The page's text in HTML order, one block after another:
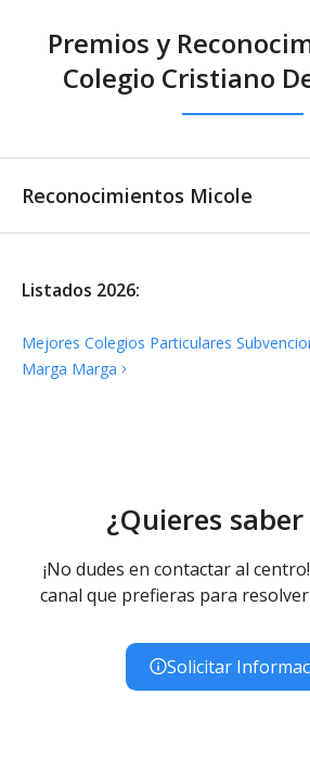
Premios y
Colegio Cristiano
Reconocimientos Micole
Listados 2026:
Mejores Colegios Particulares
Marga Marga
¿Quieres
¡No dudes en contactar al
canal que prefieras para
Solicitar